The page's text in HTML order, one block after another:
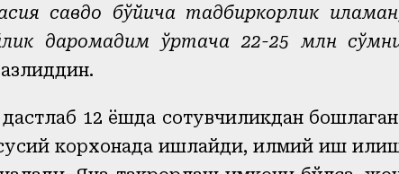
савдо бўйича тадбиркорлик
даромадим ўртача 22-25 млн
12 ёшда сотувчиликдан
корхонада ишлайди, илмий иш